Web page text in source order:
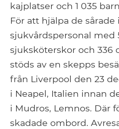
kajplatser och 1 035
För att hjälpa de
sjukvårdspersonal med
sjuksköterskor och 336
stöds av en skepps
från Liverpool den 23
i Neapel, Italien innan
i Mudros, Lemnos. Där
skadade ombord.